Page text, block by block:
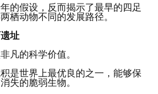
的假设，反而揭示了最早的四足
栖动物不同的发展路径。
址
凡的科学价值。
是世界上最优良的之一，能够保
失的脆弱生物。